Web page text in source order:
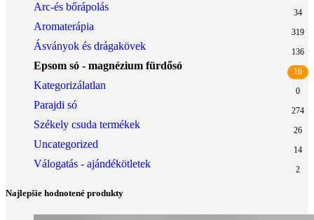
Arc-és bőrápolás 34
Aromaterápia 319
Ásványok és drágakövek 136
Epsom só - magnézium fürdősó 16
Kategorizálatlan 0
Parajdi só 274
Székely csuda termékek 26
Uncategorized 14
Válogatás - ajándékötletek 2
Najlepšie hodnotené produkty